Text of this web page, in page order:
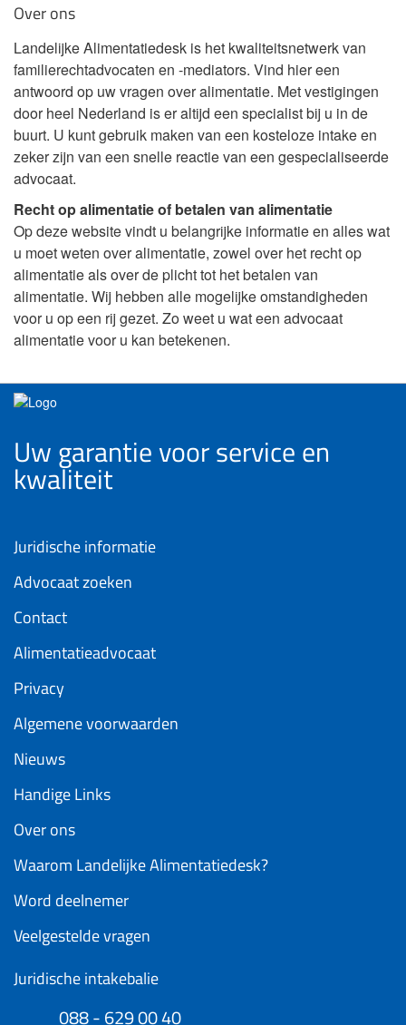
Over ons
Landelijke Alimentatiedesk is het kwaliteitsnetwerk van
familierechtadvocaten en -mediators. Vind hier een
antwoord op uw vragen over alimentatie. Met vestigingen
door heel Nederland is er altijd een specialist bij u in de
buurt. U kunt gebruik maken van een kosteloze intake en
zeker zijn van een snelle reactie van een gespecialiseerde
advocaat.
Recht op alimentatie of betalen van alimentatie
Op deze website vindt u belangrijke informatie en alles wat
u moet weten over alimentatie, zowel over het recht op
alimentatie als over de plicht tot het betalen van
alimentatie. Wij hebben alle mogelijke omstandigheden
voor u op een rij gezet. Zo weet u wat een advocaat
alimentatie voor u kan betekenen.
Uw garantie voor service en
kwaliteit
Juridische informatie
Advocaat zoeken
Contact
Alimentatieadvocaat
Privacy
Algemene voorwaarden
Nieuws
Handige Links
Over ons
Waarom Landelijke Alimentatiedesk?
Word deelnemer
Veelgestelde vragen
Juridische intakebalie
088 - 629 00 40